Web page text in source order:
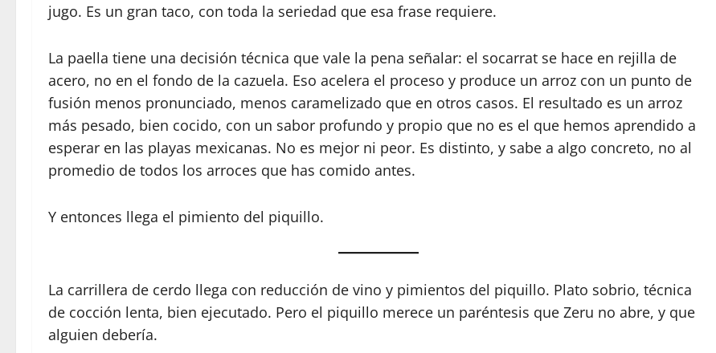
jugo. Es un gran taco, con toda la seriedad que esa frase requiere.
La paella tiene una decisión técnica que vale la pena señalar: el socarrat se hace en rejilla de
acero, no en el fondo de la cazuela. Eso acelera el proceso y produce un arroz con un punto de
fusión menos pronunciado, menos caramelizado que en otros casos. El resultado es un arroz
más pesado, bien cocido, con un sabor profundo y propio que no es el que hemos aprendido a
esperar en las playas mexicanas. No es mejor ni peor. Es distinto, y sabe a algo concreto, no al
promedio de todos los arroces que has comido antes.
Y entonces llega el pimiento del piquillo.
La carrillera de cerdo llega con reducción de vino y pimientos del piquillo. Plato sobrio, técnica
de cocción lenta, bien ejecutado. Pero el piquillo merece un paréntesis que Zeru no abre, y que
alguien debería.